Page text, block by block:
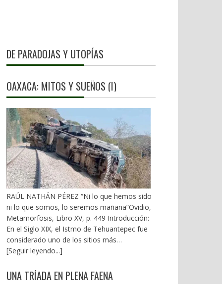
DE PARADOJAS Y UTOPÍAS
OAXACA: MITOS Y SUEÑOS (I)
RAÚL NATHÁN PÉREZ “Ni lo que hemos sido
ni lo que somos, lo seremos mañana”Ovidio,
Metamorfosis, Libro XV, p. 449 Introducción:
En el Siglo XIX, el Istmo de Tehuantepec fue
considerado uno de los sitios más
estratégicos a nivel mundial. En la mira de los
emanados del PRI iniciaron una serie de
[Seguir leyendo...]
UNA TRÍADA EN PLENA FAENA